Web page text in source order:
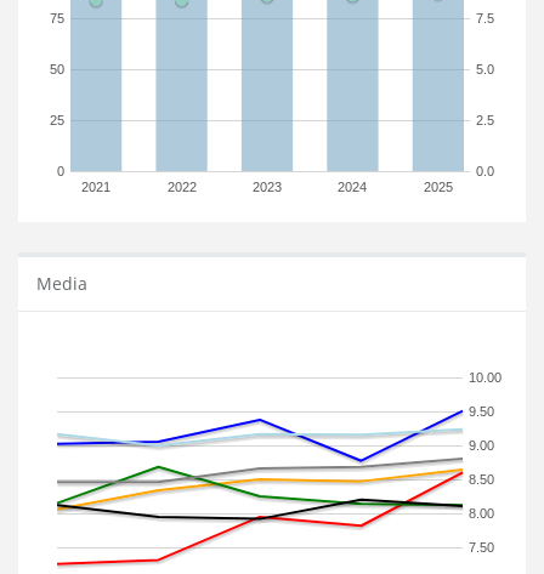
2021 2022 2023 2024 2025
0
25
50
75
0.0
2.5
5.0
7.5
Media
7.50
8.00
8.50
9.00
9.50
10.00